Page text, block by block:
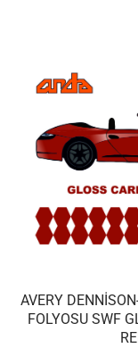
AVERY
FOLYOSU SWF